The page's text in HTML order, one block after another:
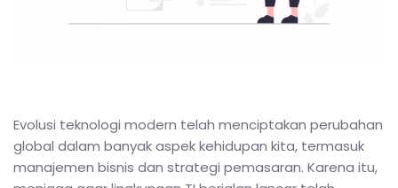
Evolusi teknologi modern telah menciptakan perubahan
global dalam banyak aspek kehidupan kita, termasuk
manajemen bisnis dan strategi pemasaran. Karena itu,